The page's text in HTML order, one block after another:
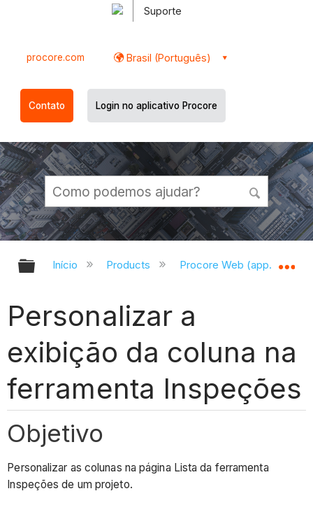
Suporte
procore.com Brasil (Português)
Contato Login no aplicativo Procore
Expandir/recolher hierarquia
Início Products Procore Web
Personalizar a
exibição da coluna na
ferramenta Inspeções
Objetivo
Personalizar as colunas na página Lista da ferramenta
Inspeções de um projeto.